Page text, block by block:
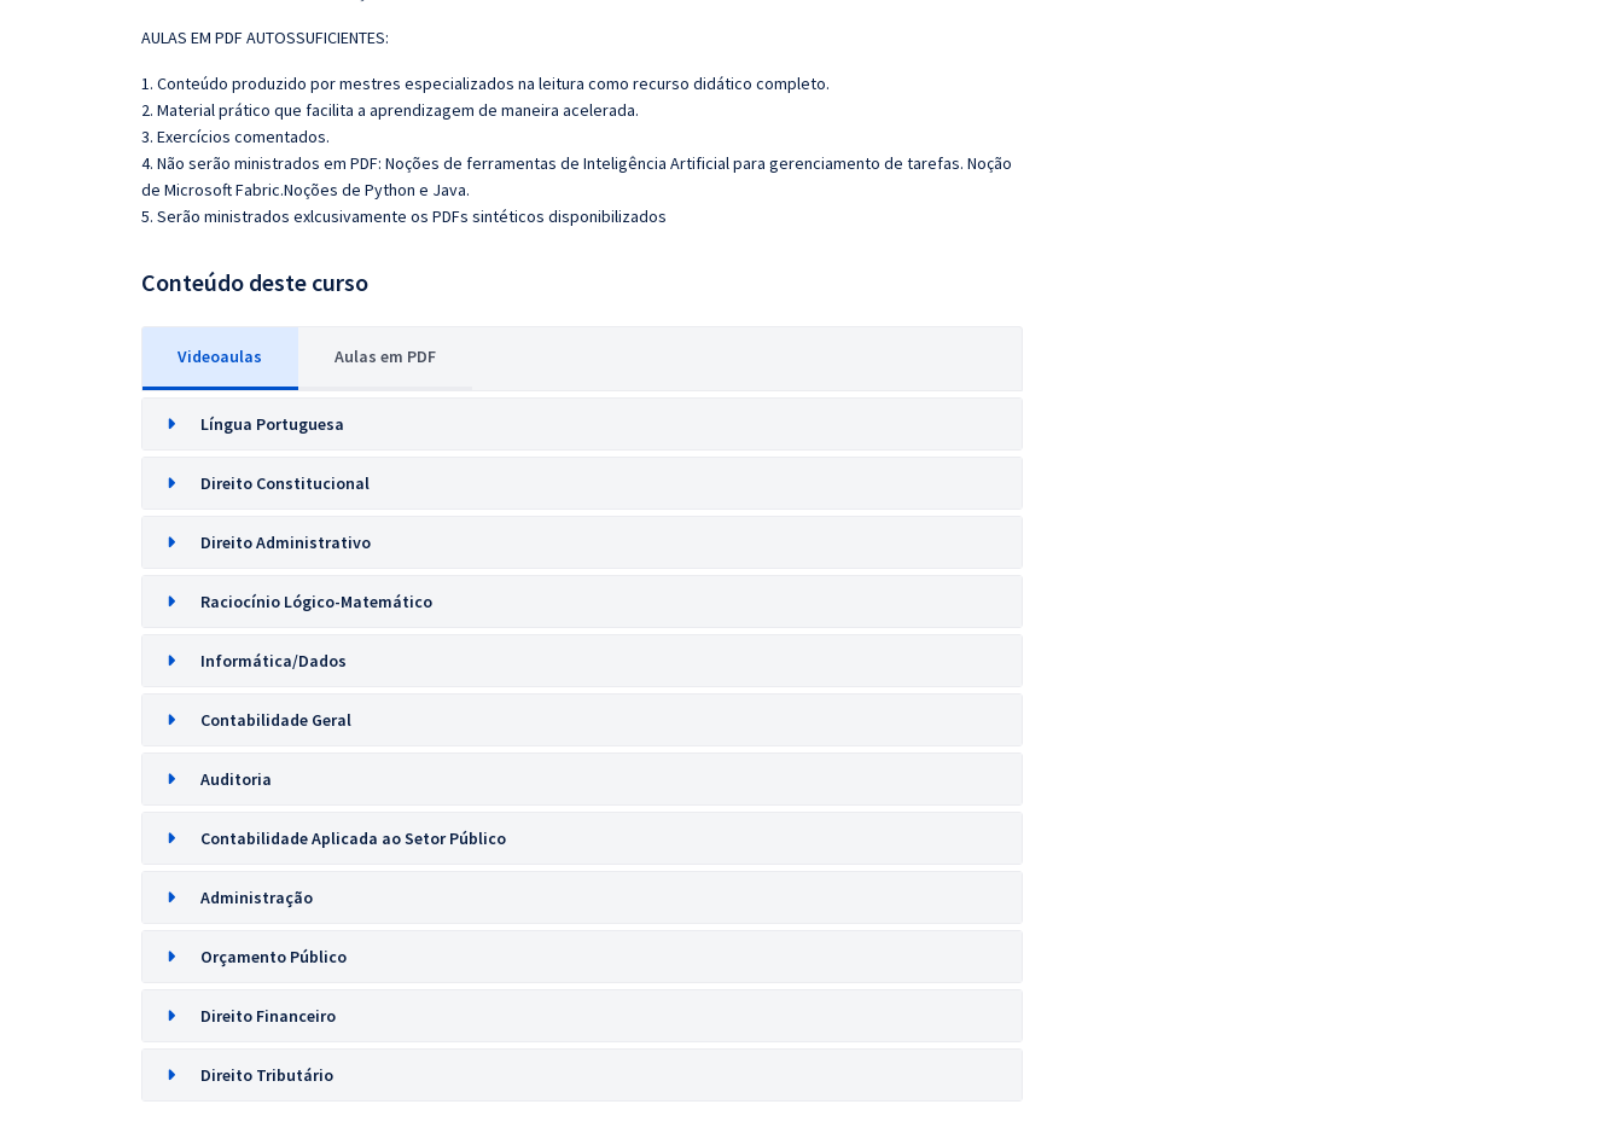
AULAS EM PDF AUTOSSUFICIENTES:
1. Conteúdo produzido por mestres especializados na leitura como recurso didático completo.
2. Material prático que facilita a aprendizagem de maneira acelerada.
3. Exercícios comentados.
4. Não serão ministrados em PDF: Noções de ferramentas de Inteligência Artificial para gerenciamento de tarefas. Noção
de Microsoft Fabric.Noções de Python e Java.
5. Serão ministrados exlcusivamente os PDFs sintéticos disponibilizados
Conteúdo deste curso
Videoaulas Aulas em PDF
Língua Portuguesa
Direito Constitucional
Direito Administrativo
Raciocínio Lógico-Matemático
Informática/Dados
Contabilidade Geral
Auditoria
Contabilidade Aplicada ao Setor Público
Administração
Orçamento Público
Direito Financeiro
Direito Tributário